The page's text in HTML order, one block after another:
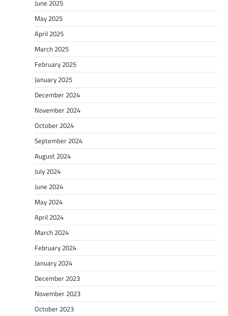
June 2025
May 2025
April 2025
March 2025
February 2025
January 2025
December 2024
November 2024
October 2024
September 2024
August 2024
July 2024
June 2024
May 2024
April 2024
March 2024
February 2024
January 2024
December 2023
November 2023
October 2023